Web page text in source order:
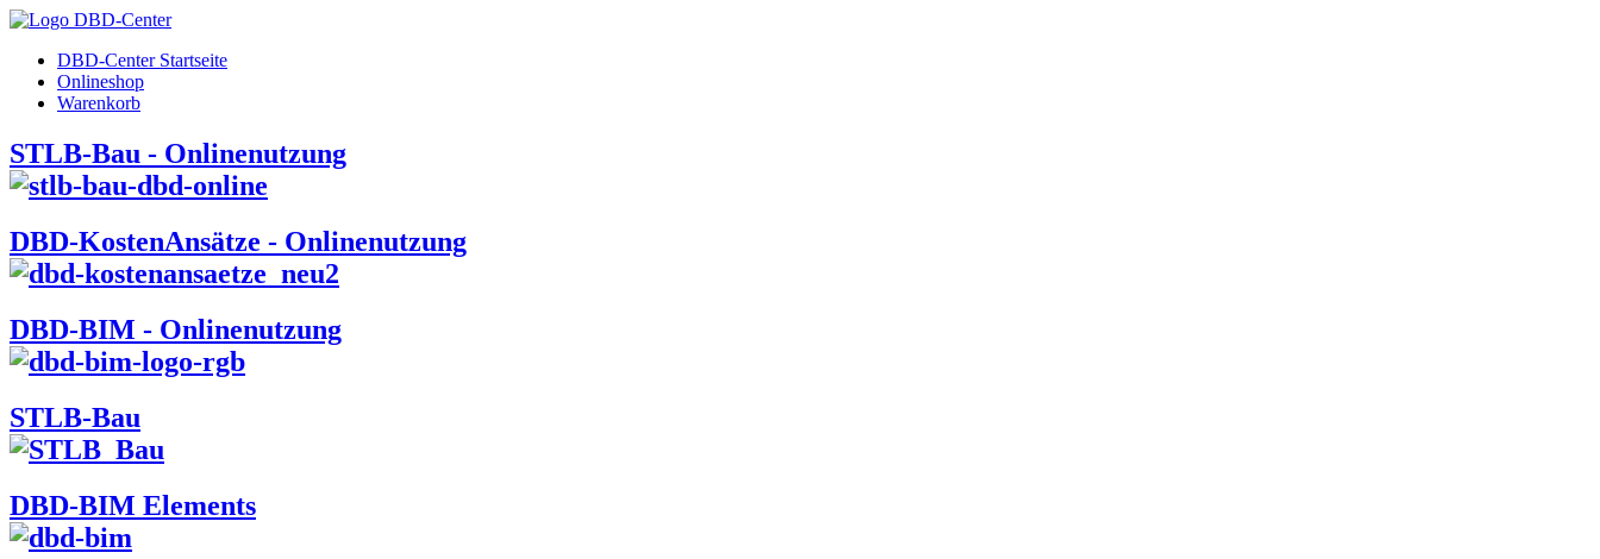
DBD-Center Startseite
Onlineshop
Warenkorb
STLB-Bau - Onlinenutzung
DBD-KostenAnsätze - Onlinenutzung
DBD-BIM - Onlinenutzung
STLB-Bau
DBD-BIM Elements